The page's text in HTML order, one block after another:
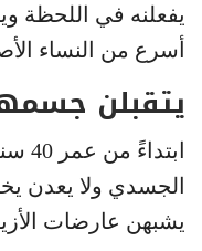
يفعلنه في اللحظة
أسرع من النساء
يتقبلن
الجسدي ولا يعدن
يشبهن عارضات